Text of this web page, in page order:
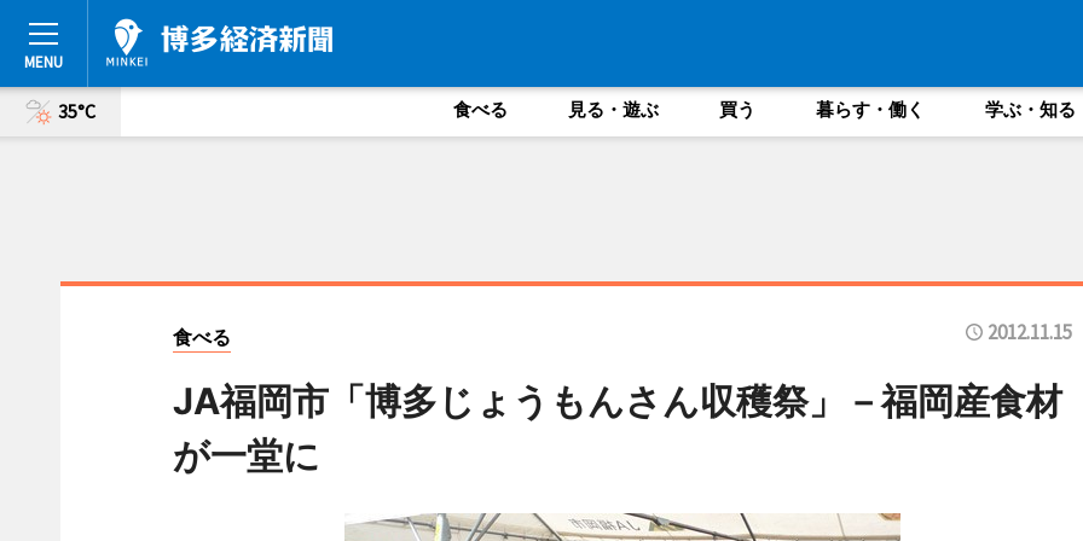
35°C 食べる 見る・遊ぶ 買う 暮らす・働く 学ぶ・知る
食べる 2012.11.15
JA福岡市「博多じょうもんさん収穫祭」－福岡産食材
が一堂に